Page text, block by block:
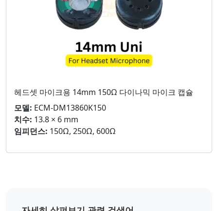
헤드셋 마이크용 14mm 150Ω 다이나믹 마이크 캡슐
모델: ECM-DM13860K150
치수: 13.8 × 6 mm
임피던스: 150Ω, 250Ω, 600Ω